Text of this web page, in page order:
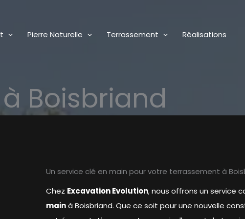
Pierre Naturelle Terrassement
Réalisations
Boisbriand
Un service clé en main pour votre terrassement à
Chez Excavation Evolution, nous offrons un service
mainà Boisbriand. Que ce soit pour une nouvelle